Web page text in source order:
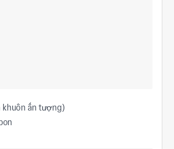
khuôn ấn tượng)